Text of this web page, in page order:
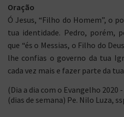
Oração
Ó Jesus, “Filho do Homem”, o
tua identidade. Pedro, porém,
que “és o Messias, o Filho do
lhe confias o governo da tua
cada vez mais e fazer parte da
(Dia a dia com o Evangelho 2020
(dias de semana) Pe. Nilo Luza,